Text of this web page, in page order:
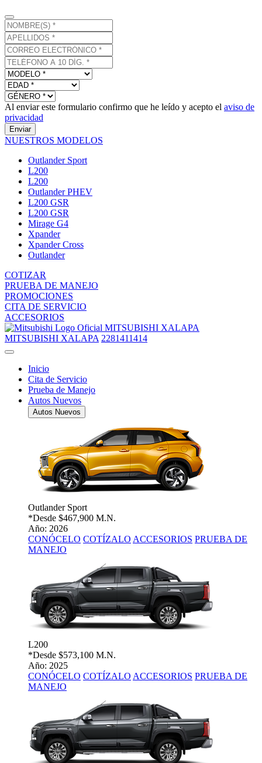
Al enviar este formulario confirmo que he leído y acepto el aviso de
privacidad
Enviar
NUESTROS MODELOS
Outlander Sport
L200
L200
Outlander PHEV
L200 GSR
L200 GSR
Mirage G4
Xpander
Xpander Cross
Outlander
COTIZAR
PRUEBA DE MANEJO
PROMOCIONES
CITA DE SERVICIO
ACCESORIOS
MITSUBISHI XALAPA
MITSUBISHI XALAPA 2281411414
Inicio
Cita de Servicio
Prueba de Manejo
Autos Nuevos
Autos Nuevos
Outlander Sport
*Desde $467,900 M.N.
Año: 2026
CONÓCELO COTÍZALO ACCESORIOS PRUEBA DE
MANEJO
L200
*Desde $573,100 M.N.
Año: 2025
CONÓCELO COTÍZALO ACCESORIOS PRUEBA DE
MANEJO